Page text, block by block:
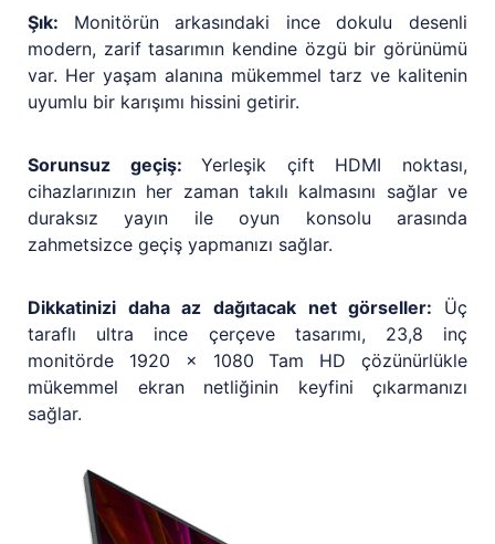
Şık: Monitörün arkasındaki ince dokulu desenli
modern, zarif tasarımın kendine özgü bir görünümü
var. Her yaşam alanına mükemmel tarz ve kalitenin
uyumlu bir karışımı hissini getirir.
Sorunsuz geçiş:Yerleşik çift HDMI noktası,
cihazlarınızın her zaman takılı kalmasını sağlar ve
duraksız yayın ile oyun konsolu arasında
zahmetsizce geçiş yapmanızı sağlar.
Dikkatinizi daha az dağıtacak net görseller: Üç
taraflı ultra ince çerçeve tasarımı, 23,8 inç
monitörde 1920 x 1080 Tam HD çözünürlükle
mükemmel ekran netliğinin keyfini çıkarmanızı
sağlar.